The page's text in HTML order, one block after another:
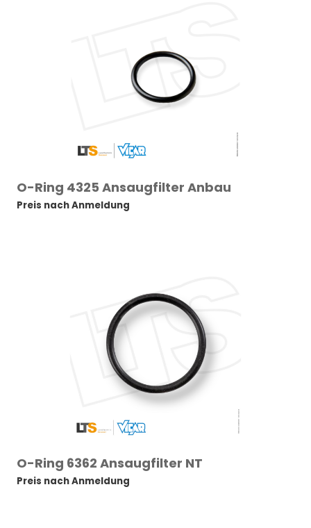
O-Ring 4325 Ansaugfilter Anbau
Preis nach Anmeldung
O-Ring 6362 Ansaugfilter NT
Preis nach Anmeldung